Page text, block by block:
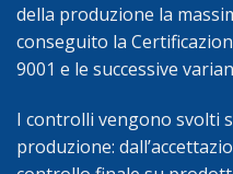
della produzione la
conseguito la
9001 e le successive
I controlli vengono svolti
produzione: